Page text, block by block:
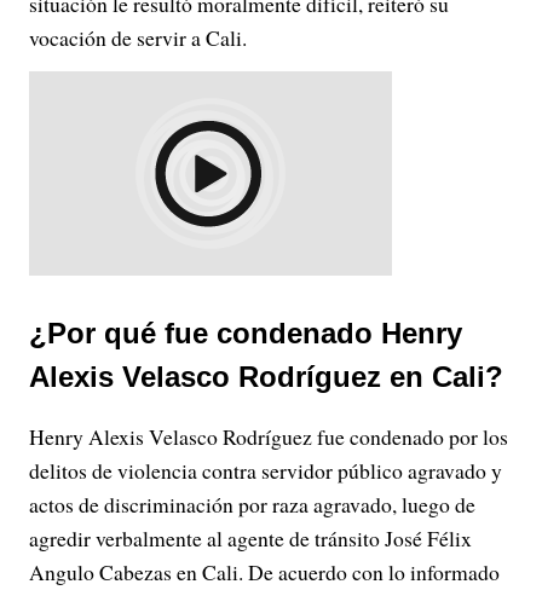
vocación de servir a Cali.
¿Por qué fue condenado Henry
Alexis Velasco Rodríguez en Cali?
Henry Alexis Velasco Rodríguez fue condenado por los
delitos de violencia contra servidor público agravado y
actos de discriminación por raza agravado, luego de
agredir verbalmente al agente de tránsito José Félix
Angulo Cabezas en Cali. De acuerdo con lo informado